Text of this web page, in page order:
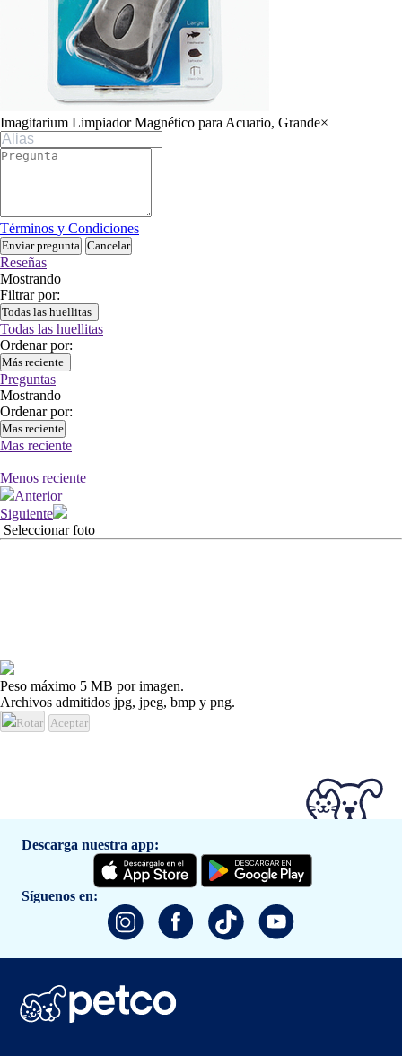
Imagitarium Limpiador Magnético para Acuario, Grande×
Términos y Condiciones
Enviar pregunta Cancelar
Reseñas
Mostrando
Filtrar por:
Todas las huellitas
Todas las huellitas
Ordenar por:
Más reciente
Preguntas
Mostrando
Ordenar por:
Mas reciente
Mas reciente
Menos reciente
Anterior
Siguiente
Seleccionar foto
Peso máximo 5 MB por imagen.
Archivos admitidos jpg, jpeg, bmp y png.
Rotar Aceptar
Descarga nuestra app:
Síguenos en: